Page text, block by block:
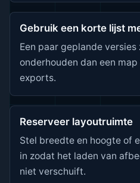
Gebruik een korte lijst
Een paar geplande
onderhouden dan een
exports.
Reserveer layoutruimte
Stel breedte en hoogte of
in zodat het laden van
niet verschuift.